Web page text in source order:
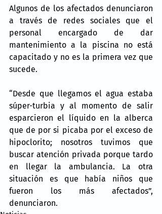
Algunos de los afectados denunciaron
a través de redes sociales que el
personal encargado de dar
mantenimiento a la piscina no está
capacitado y no es la primera vez que
sucede.
“Desde que llegamos el agua estaba
súper-turbia y al momento de salir
esparcieron el líquido en la alberca
que de por si picaba por el exceso de
hipoclorito; nosotros tuvimos que
buscar atención privada porque tardo
en llegar la ambulancia. La otra
situación es que había niños que
fueron los más afectados”,
denunciaron.